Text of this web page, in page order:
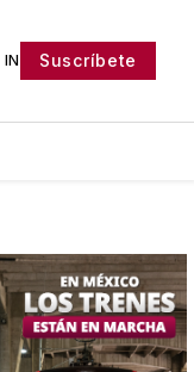
IN Suscríbete